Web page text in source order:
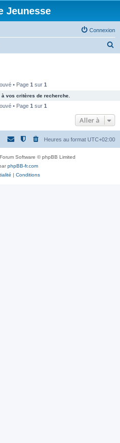
Jeunesse
Connexion
c
e
• Page 1 sur 1
vos critères de recherche.
• Page 1 sur 1
Aller à
Heures au format UTC+02:00
Software © phpBB Limited
phpBB-fr.com
| Conditions